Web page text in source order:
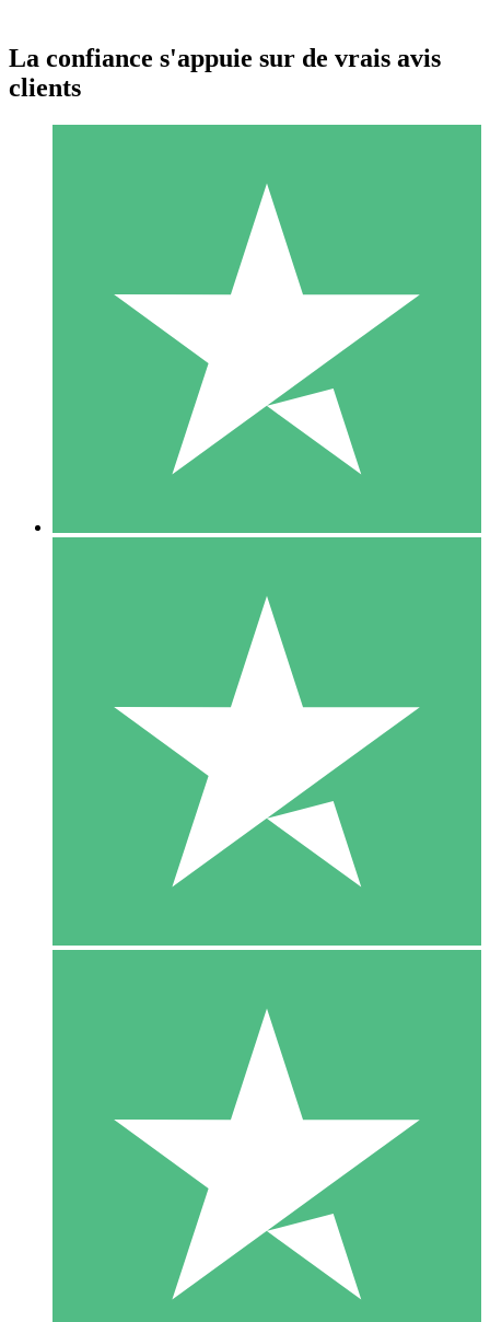
Packs de Crédits Individuels
Payez à l'utilisation avec des crédits de téléchargement. Sans
1 Téléchargement
10 00
10 Téléchargements
20 00
La confiance s'appuie sur de vrais avis
clients